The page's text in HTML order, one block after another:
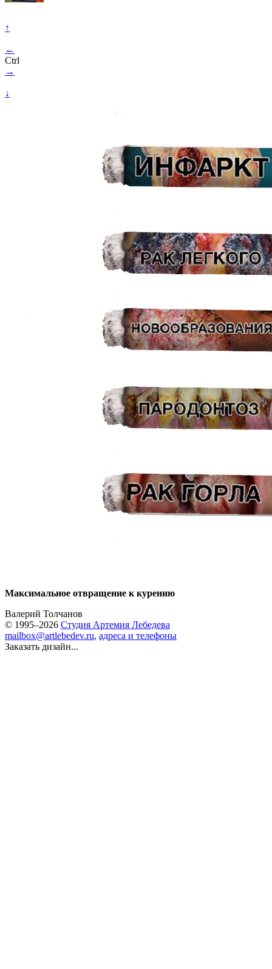
↑
←
Ctrl
→
↓
Максимальное отвращение к курению
Валерий Толчанов
© 1995–2026 Студия Артемия Лебедева
mailbox@artlebedev.ru, адреса и телефоны
Заказать дизайн...